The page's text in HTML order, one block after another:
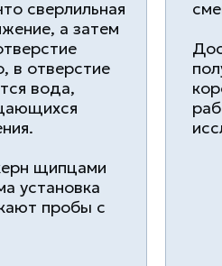
сверлильная
а затем
в отверстие
вода,
щипцами
установка
пробы с